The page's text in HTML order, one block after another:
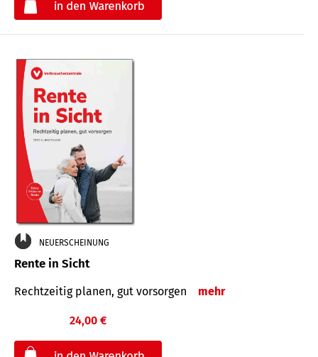
NEUERSCHEINUNG
Rente in Sicht
Rechtzeitig planen, gut vorsorgen mehr
24,00 €